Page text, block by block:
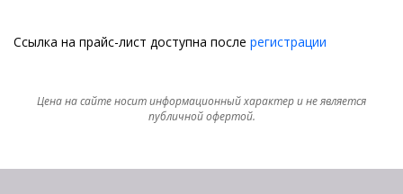
Ссылка на прайс-лист доступна после регистрации
Цена на сайте носит информационный характер и не является
публичной офертой.